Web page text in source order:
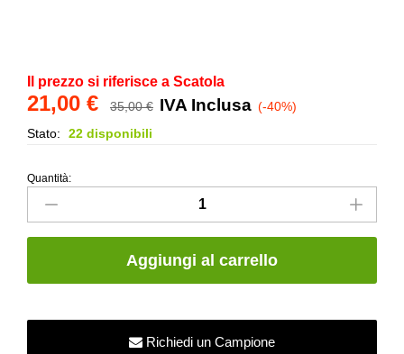
Il prezzo si riferisce a Scatola
21,00 € 35,00€ IVA Inclusa (-40%)
Stato:
22 disponibili
Listello
Bombato
-
Quantità:
Aggiungi al carrello
Richiedi un Campione